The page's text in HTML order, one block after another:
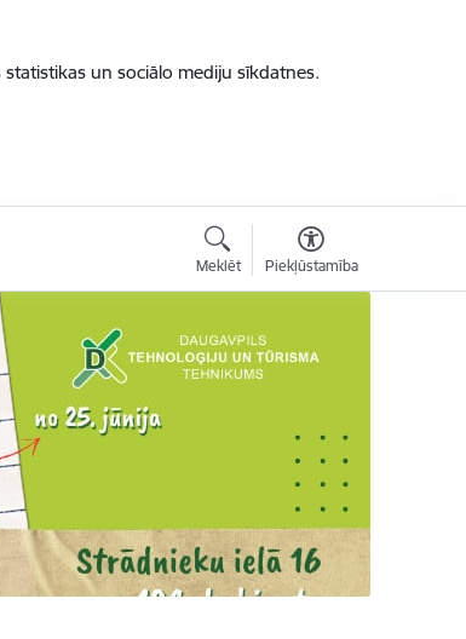
un sociālo mediju sīkdatnes.
Meklēt Piekļūstamība